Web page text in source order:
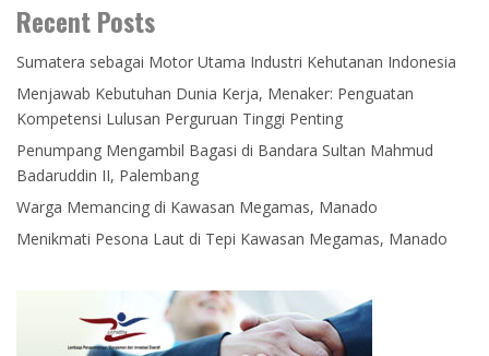
Recent Posts
Sumatera sebagai Motor Utama Industri Kehutanan Indonesia
Menjawab Kebutuhan Dunia Kerja, Menaker: Penguatan
Kompetensi Lulusan Perguruan Tinggi Penting
Penumpang Mengambil Bagasi di Bandara Sultan Mahmud
Badaruddin II, Palembang
Warga Memancing di Kawasan Megamas, Manado
Menikmati Pesona Laut di Tepi Kawasan Megamas, Manado